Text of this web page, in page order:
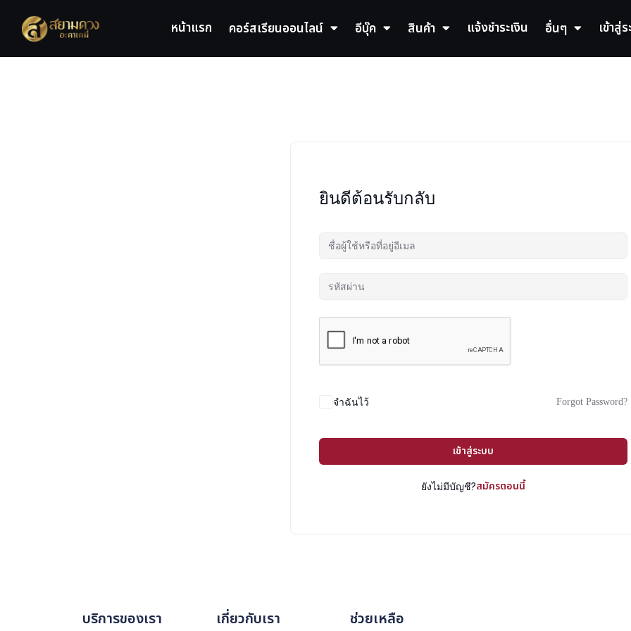
content
หน้าแรก คอร์สเรียนออนไลน์ อีบุ๊ค สินค้า แจ้งชำระเงิน อื่นๆ เข้าสู่
ยินดีต้อนรับกลับ
จำฉันไว้ Forgot Password?
เข้าสู่ระบบ
ยังไม่มีบัญชี?สมัครตอนนี้
บริการของเรา เกี่ยวกับเรา ช่วยเหลือ